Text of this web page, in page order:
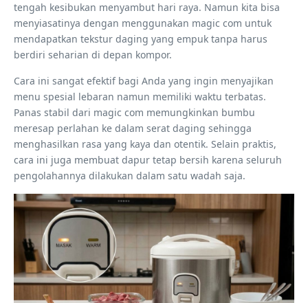
tengah kesibukan menyambut hari raya. Namun kita bisa
menyiasatinya dengan menggunakan magic com untuk
mendapatkan tekstur daging yang empuk tanpa harus
berdiri seharian di depan kompor.
Cara ini sangat efektif bagi Anda yang ingin menyajikan
menu spesial lebaran namun memiliki waktu terbatas.
Panas stabil dari magic com memungkinkan bumbu
meresap perlahan ke dalam serat daging sehingga
menghasilkan rasa yang kaya dan otentik. Selain praktis,
cara ini juga membuat dapur tetap bersih karena seluruh
pengolahannya dilakukan dalam satu wadah saja.